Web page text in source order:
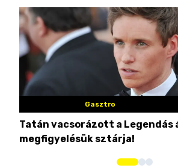
Gasztro
Tatán vacsorázott a Legendás
megfigyelésük sztárja!